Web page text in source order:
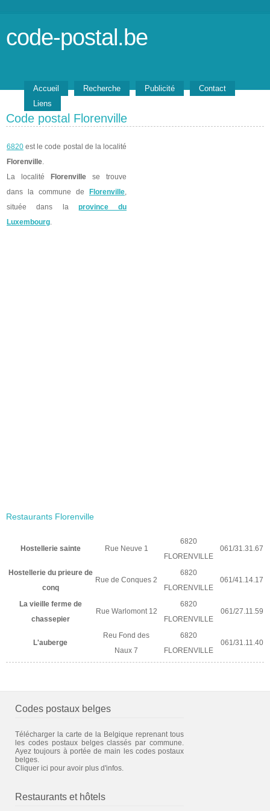
code-postal.be
Accueil Recherche Publicité
Contact
Liens
Code postal Florenville
6820 est le code postal de la localité
Florenville.
La localité
Florenville se trouve
dans la commune de
Florenville,
située dans la province du
Luxembourg.
Restaurants Florenville
Hostellerie sainte Rue Neuve 1
6820
FLORENVILLE
061/31.31.67
Hostellerie du prieure de
conq
Rue de Conques 2
6820
FLORENVILLE
061/41.14.17
La vieille ferme de
chassepier
Rue Warlomont 12
6820
FLORENVILLE
061/27.11.59
L'auberge
Reu Fond des
Naux 7
6820
FLORENVILLE
061/31.11.40
Codes postaux belges
Télécharger la carte de la Belgique reprenant tous
les codes postaux belges classés par commune.
Ayez toujours à portée de main les codes postaux
belges.
Cliquer ici pour avoir plus d'infos.
Restaurants et hôtels